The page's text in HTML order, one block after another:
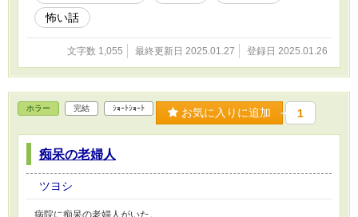
怖い話
文字数 1,055 最終更新日 2025.01.27 登録日 2025.01.26
ホラー 完結 ｼｮｰﾄｼｮｰﾄ お気に入りに追加 1
痴呆の老婦人
ツヨシ